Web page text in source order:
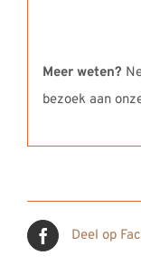
Meer weten?
bezoek aan
Deel op